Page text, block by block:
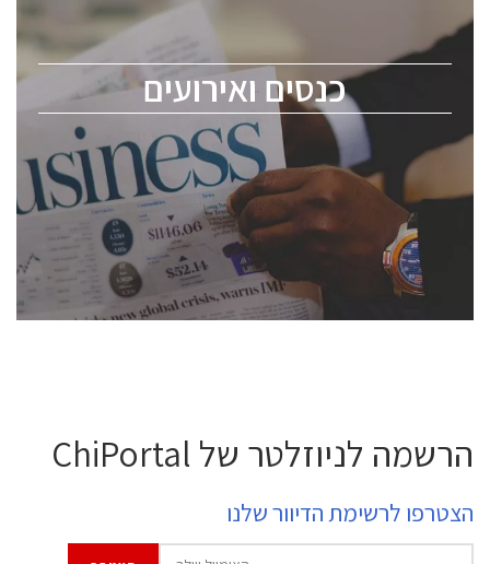
כנסים ואירועים
לכל העוסקים בתעשיית הסמיקונדקטור כולל מהנדסים,
ChipEx2026 will be held on May 12-13, 2026. The
conference is intended for everyone involved in the
semiconductor industry, including engineers,
professional experts, and senior executives.
לחץ לפרטים
הרשמה לניוזלטר של ChiPortal
הצטרפו לרשימת הדיוור שלנו